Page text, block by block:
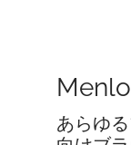
あらゆ